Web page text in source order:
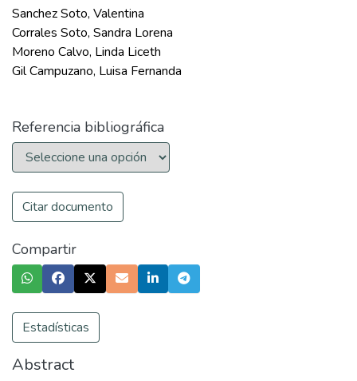
Sanchez Soto, Valentina
Corrales Soto, Sandra Lorena
Moreno Calvo, Linda Liceth
Gil Campuzano, Luisa Fernanda
Referencia bibliográfica
Citar documento
Compartir
Estadísticas
Abstract